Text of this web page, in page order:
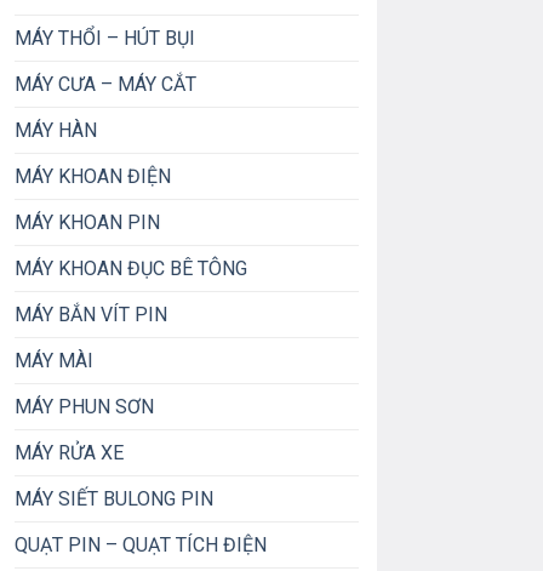
387.100₫.
225.000₫.
MÁY THỔI – HÚT BỤI
MÁY CƯA – MÁY CẮT
MÁY HÀN
MÁY KHOAN ĐIỆN
MÁY KHOAN PIN
MÁY KHOAN ĐỤC BÊ TÔNG
MÁY BẮN VÍT PIN
MÁY MÀI
MÁY PHUN SƠN
MÁY RỬA XE
MÁY SIẾT BULONG PIN
QUẠT PIN – QUẠT TÍCH ĐIỆN